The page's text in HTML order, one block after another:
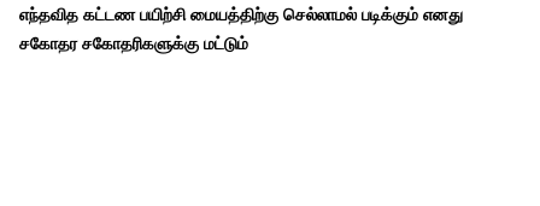
எந்தவித கட்டண பயிற்சி மையத்திற்கு செல்லாமல் படிக்கும் எனது
சகோதர சகோதரிகளுக்கு மட்டும்